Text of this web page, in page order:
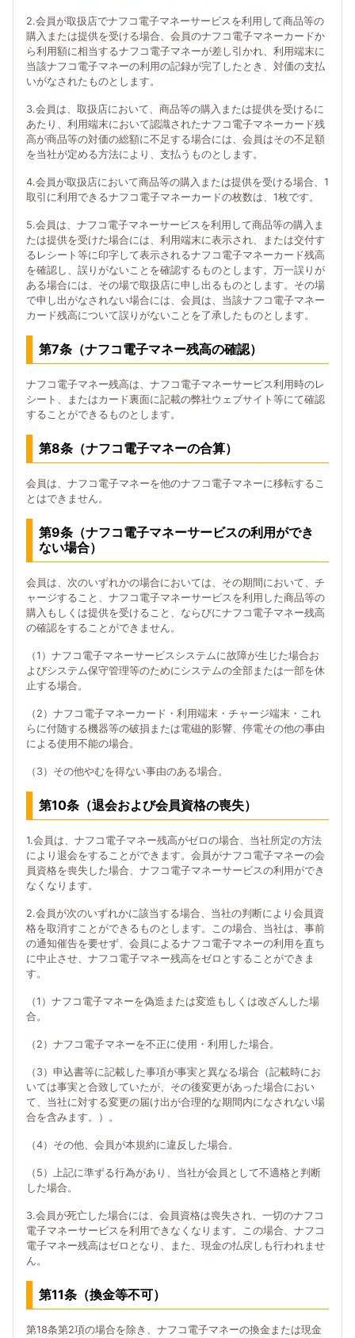
2.会員が取扱店でナフコ電子マネーサービスを利用して商品等の
購入または提供を受ける場合、会員のナフコ電子マネーカードか
ら利用額に相当するナフコ電子マネーが差し引かれ、利用端末に
当該ナフコ電子マネーの利用の記録が完了したとき、対価の支払
いがなされたものとします。
3.会員は、取扱店において、商品等の購入または提供を受けるに
あたり、利用端末において認識されたナフコ電子マネーカード残
高が商品等の対価の総額に不足する場合には、会員はその不足額
を当社が定める方法により、支払うものとします。
4.会員が取扱店において商品等の購入または提供を受ける場合、1
取引に利用できるナフコ電子マネーカードの枚数は、1枚です。
5.会員は、ナフコ電子マネーサービスを利用して商品等の購入ま
たは提供を受けた場合には、利用端末に表示され、または交付す
るレシート等に印字して表示されるナフコ電子マネーカード残高
を確認し、誤りがないことを確認するものとします。万一誤りが
ある場合には、その場で取扱店に申し出るものとします。その場
で申し出がなされない場合には、会員は、当該ナフコ電子マネー
カード残高について誤りがないことを了承したものとします。
第7条（ナフコ電子マネー残高の確認）
ナフコ電子マネー残高は、ナフコ電子マネーサービス利用時のレ
シート、またはカード裏面に記載の弊社ウェブサイト等にて確認
することができるものとします。
第8条（ナフコ電子マネーの合算）
会員は、ナフコ電子マネーを他のナフコ電子マネーに移転するこ
とはできません。
第9条（ナフコ電子マネーサービスの利用ができ
ない場合）
会員は、次のいずれかの場合においては、その期間において、チ
ャージすること、ナフコ電子マネーサービスを利用した商品等の
購入もしくは提供を受けること、ならびにナフコ電子マネー残高
の確認をすることができません。
（1）ナフコ電子マネーサービスシステムに故障が生じた場合お
よびシステム保守管理等のためにシステムの全部または一部を休
止する場合。
（2）ナフコ電子マネーカード・利用端末・チャージ端末・これ
らに付随する機器等の破損または電磁的影響、停電その他の事由
による使用不能の場合。
（3）その他やむを得ない事由のある場合。
第10条（退会および会員資格の喪失）
1.会員は、ナフコ電子マネー残高がゼロの場合、当社所定の方法
により退会をすることができます。会員がナフコ電子マネーの会
員資格を喪失した場合、ナフコ電子マネーサービスの利用ができ
なくなります。
2.会員が次のいずれかに該当する場合、当社の判断により会員資
格を取消すことができるものとします。この場合、当社は、事前
の通知催告を要せず、会員によるナフコ電子マネーの利用を直ち
に中止させ、ナフコ電子マネー残高をゼロとすることができま
す。
（1）ナフコ電子マネーを偽造または変造もしくは改ざんした場
合。
（2）ナフコ電子マネーを不正に使用・利用した場合。
（3）申込書等に記載した事項が事実と異なる場合（記載時にお
いては事実と合致していたが、その後変更があった場合におい
て、当社に対する変更の届け出が合理的な期間内になされない場
合を含みます。）。
（4）その他、会員が本規約に違反した場合。
（5）上記に準ずる行為があり、当社が会員として不適格と判断
した場合。
3.会員が死亡した場合には、会員資格は喪失され、一切のナフコ
電子マネーサービスを利用できなくなります。この場合、ナフコ
電子マネー残高はゼロとなり、また、現金の払戻しも行われませ
ん。
第11条（換金等不可）
第18条第2項の場合を除き、ナフコ電子マネーの換金または現金